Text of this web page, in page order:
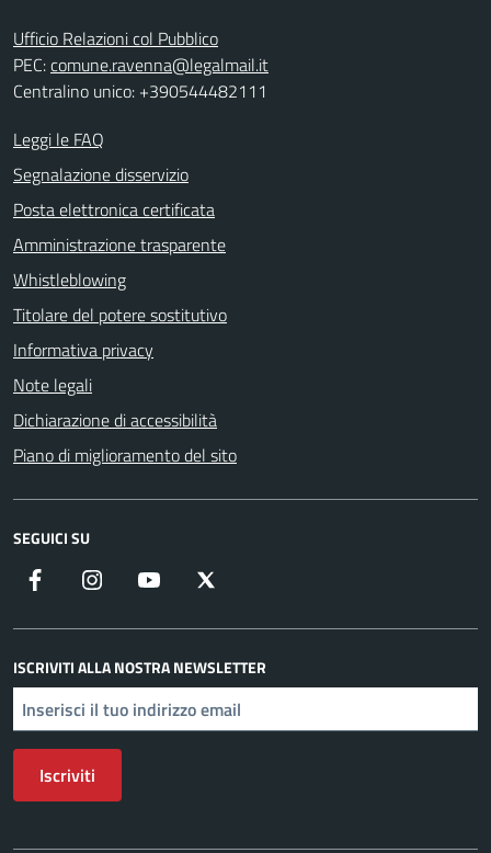
Ufficio Relazioni col Pubblico
PEC:comune.ravenna@legalmail.it
Centralino unico: +390544482111
Leggi le FAQ
Segnalazione disservizio
Posta elettronica certificata
Amministrazione trasparente
Whistleblowing
Titolare del potere sostitutivo
Informativa privacy
Note legali
Dichiarazione di accessibilità
Piano di miglioramento del sito
SEGUICI SU
Facebook Instagram YouTube
ISCRIVITI ALLA NOSTRA NEWSLETTER